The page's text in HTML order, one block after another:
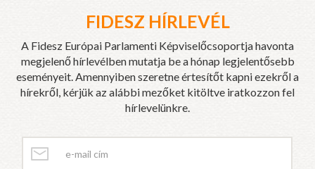
FIDESZ HÍRLEVÉL
A Fidesz Európai Parlamenti Képviselőcsoportja havonta
megjelenő hírlevélben mutatja be a hónap legjelentősebb
eseményeit. Amennyiben szeretne értesítőt kapni ezekről a
hírekről, kérjük az alábbi mezőket kitöltve iratkozzon fel
hírlevelünkre.